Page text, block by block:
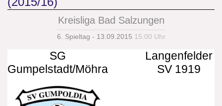
Kreisliga Bad Salzungen
6. Spieltag - 13.09.2015 15:00 Uhr
SG
Gumpelstadt/Möhra
Langenfelder
SV 1919